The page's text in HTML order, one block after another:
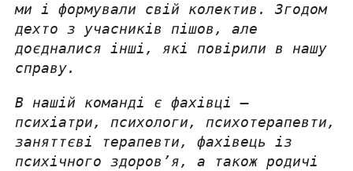
ми і формували свій колектив. Згодом
дехто з учасників пішов, але
доєдналися інші, які повірили в нашу
справу.
В нашій команді є фахівці —
психіатри, психологи, психотерапевти,
заняттєві терапевти, фахівець із
психічного здоров’я, а також родичі